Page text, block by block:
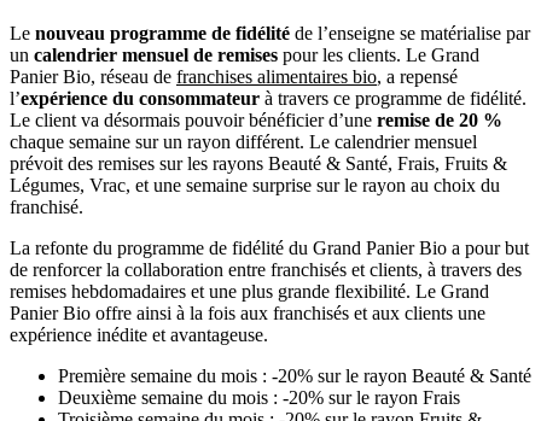
Le nouveau programme de fidélité de l’enseigne se matérialise par
un calendrier mensuel de remises pour les clients. Le Grand
Panier Bio, réseau de franchises alimentaires bio, a repensé
l’expérience du consommateur à travers ce programme de fidélité.
Le client va désormais pouvoir bénéficier d’une remise de 20 %
chaque semaine sur un rayon différent. Le calendrier mensuel
prévoit des remises sur les rayons Beauté & Santé, Frais, Fruits &
Légumes, Vrac, et une semaine surprise sur le rayon au choix du
franchisé.
La refonte du programme de fidélité du Grand Panier Bio a pour but
de renforcer la collaboration entre franchisés et clients, à travers des
remises hebdomadaires et une plus grande flexibilité. Le Grand
Panier Bio offre ainsi à la fois aux franchisés et aux clients une
expérience inédite et avantageuse.
Première semaine du mois : -20% sur le rayon Beauté & Santé
Deuxième semaine du mois : -20% sur le rayon Frais